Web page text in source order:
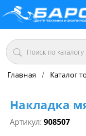
Главная / Каталог
Накладка
Артикул: 908507